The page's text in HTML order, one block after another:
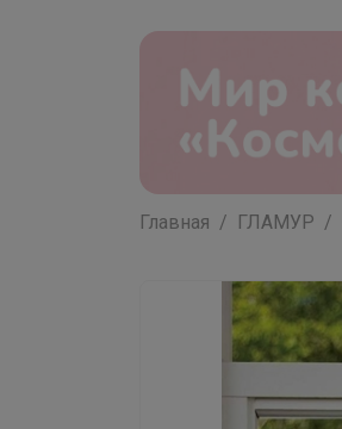
Главная ГЛАМУР